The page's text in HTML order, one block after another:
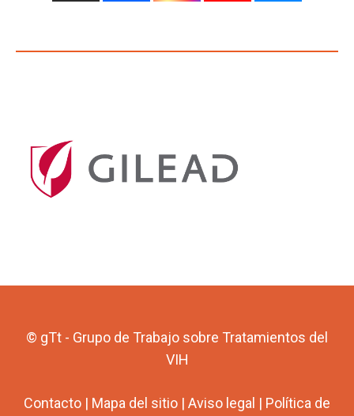
© gTt - Grupo de Trabajo sobre Tratamientos del
VIH
Contacto | Mapa del sitio | Aviso legal | Política de